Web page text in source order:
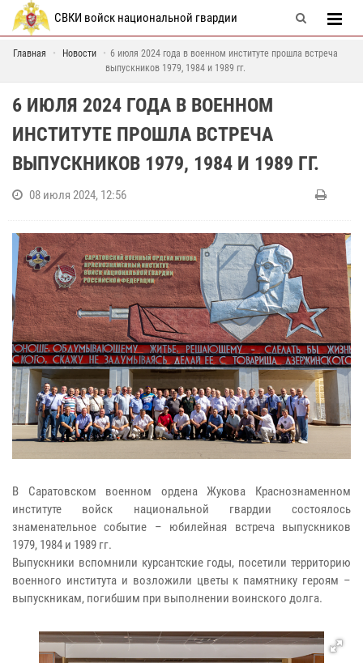
СВКИ войск национальной гвардии
Главная Новости
6 июля 2024 года в военном институте прошла встреча
выпускников 1979, 1984 и 1989 гг.
6 ИЮЛЯ 2024 ГОДА В ВОЕННОМ
ИНСТИТУТЕ ПРОШЛА ВСТРЕЧА
ВЫПУСКНИКОВ 1979, 1984 И 1989 ГГ.
08 июля 2024, 12:56
В Саратовском военном ордена Жукова Краснознаменном
институте войск национальной гвардии состоялось
знаменательное событие – юбилейная встреча выпускников
1979, 1984 и 1989 гг.
Выпускники вспомнили курсантские годы, посетили территорию
военного института и возложили цветы к памятнику героям –
выпускникам, погибшим при выполнении воинского долга.